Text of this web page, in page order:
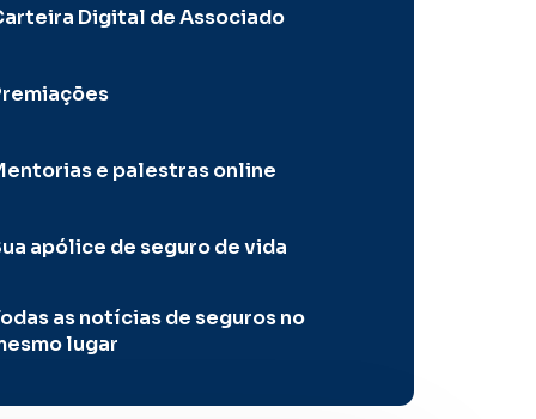
Digital de Associado
e palestras online
apólice de seguro de vida
as notícias de seguros no
lugar